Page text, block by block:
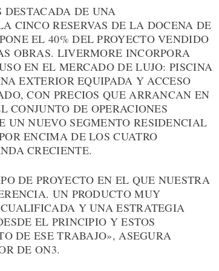
DE UNA
CINCO RESERVAS DE LA DOCENA DE
EL 40% DEL PROYECTO VENDIDO
OBRAS. LIVERMORE INCORPORA
EN EL MERCADO DE LUJO: PISCINA
EXTERIOR EQUIPADA Y ACCESO
CON PRECIOS QUE ARRANCAN EN
CONJUNTO DE OPERACIONES
NUEVO SEGMENTO RESIDENCIAL
ENCIMA DE LOS CUATRO
CRECIENTE.
DE PROYECTO EN EL QUE NUESTRA
UN PRODUCTO MUY
Y UNA ESTRATEGIA
EL PRINCIPIO Y ESTOS
DE ESE TRABAJO», ASEGURA
DE ON3.